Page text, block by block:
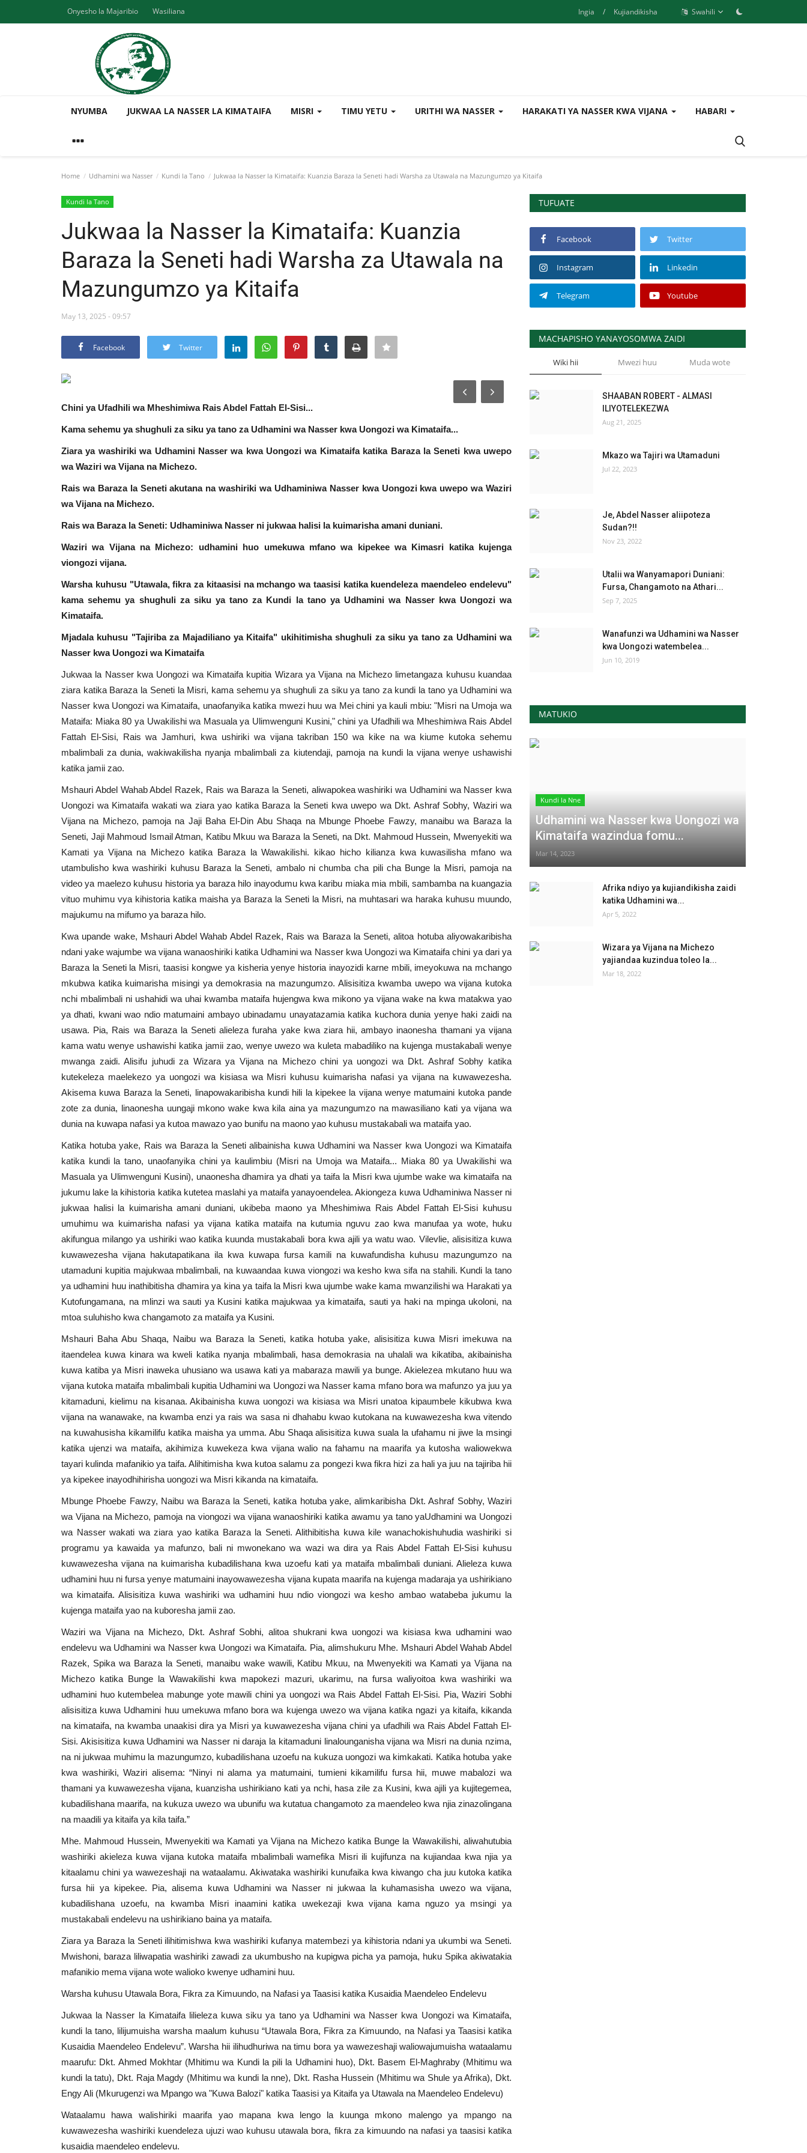
Onyesho la Majaribio Wasiliana Ingia / Kujiandikisha Swahili
NYUMBA JUKWAA LA NASSER LA KIMATAIFA MISRI TIMU YETU URITHI WA NASSER HARAKATI YA NASSER KWA VIJANA HABARI
Home Udhamini wa Nasser Kundi la Tano Jukwaa la Nasser la Kimataifa: Kuanzia Baraza la Seneti hadi Warsha za Utawala na Mazungumzo ya Kitaifa
Kundi la Tano
Jukwaa la Nasser la Kimataifa: Kuanzia
Baraza la Seneti hadi Warsha za Utawala na
Mazungumzo ya Kitaifa
May 13, 2025 - 09:57
Facebook Twitter
Chini ya Ufadhili wa Mheshimiwa Rais Abdel Fattah El-Sisi...
Kama sehemu ya shughuli za siku ya tano za Udhamini wa Nasser kwa Uongozi wa Kimataifa...
Ziara ya washiriki wa Udhamini Nasser wa kwa Uongozi wa Kimataifa katika Baraza la Seneti kwa uwepo
wa Waziri wa Vijana na Michezo.
Rais wa Baraza la Seneti akutana na washiriki wa Udhaminiwa Nasser kwa Uongozi kwa uwepo wa Waziri
wa Vijana na Michezo.
Rais wa Baraza la Seneti: Udhaminiwa Nasser ni jukwaa halisi la kuimarisha amani duniani.
Waziri wa Vijana na Michezo: udhamini huo umekuwa mfano wa kipekee wa Kimasri katika kujenga
viongozi vijana.
Warsha kuhusu "Utawala, fikra za kitaasisi na mchango wa taasisi katika kuendeleza maendeleo endelevu"
kama sehemu ya shughuli za siku ya tano za Kundi la tano ya Udhamini wa Nasser kwa Uongozi wa
Kimataifa.
Mjadala kuhusu "Tajiriba za Majadiliano ya Kitaifa" ukihitimisha shughuli za siku ya tano za Udhamini wa
Nasser kwa Uongozi wa Kimataifa
Jukwaa la Nasser kwa Uongozi wa Kimataifa kupitia Wizara ya Vijana na Michezo limetangaza kuhusu kuandaa
ziara katika Baraza la Seneti la Misri, kama sehemu ya shughuli za siku ya tano za kundi la tano ya Udhamini wa
Nasser kwa Uongozi wa Kimataifa, unaofanyika katika mwezi huu wa Mei chini ya kauli mbiu: "Misri na Umoja wa
Mataifa: Miaka 80 ya Uwakilishi wa Masuala ya Ulimwenguni Kusini," chini ya Ufadhili wa Mheshimiwa Rais Abdel
Fattah El-Sisi, Rais wa Jamhuri, kwa ushiriki wa vijana takriban 150 wa kike na wa kiume kutoka sehemu
mbalimbali za dunia, wakiwakilisha nyanja mbalimbali za kiutendaji, pamoja na kundi la vijana wenye ushawishi
katika jamii zao.
Mshauri Abdel Wahab Abdel Razek, Rais wa Baraza la Seneti, aliwapokea washiriki wa Udhamini wa Nasser kwa
Uongozi wa Kimataifa wakati wa ziara yao katika Baraza la Seneti kwa uwepo wa Dkt. Ashraf Sobhy, Waziri wa
Vijana na Michezo, pamoja na Jaji Baha El-Din Abu Shaqa na Mbunge Phoebe Fawzy, manaibu wa Baraza la
Seneti, Jaji Mahmoud Ismail Atman, Katibu Mkuu wa Baraza la Seneti, na Dkt. Mahmoud Hussein, Mwenyekiti wa
Kamati ya Vijana na Michezo katika Baraza la Wawakilishi. kikao hicho kilianza kwa kuwasilisha mfano wa
utambulisho kwa washiriki kuhusu Baraza la Seneti, ambalo ni chumba cha pili cha Bunge la Misri, pamoja na
video ya maelezo kuhusu historia ya baraza hilo inayodumu kwa karibu miaka mia mbili, sambamba na kuangazia
vituo muhimu vya kihistoria katika maisha ya Baraza la Seneti la Misri, na muhtasari wa haraka kuhusu muundo,
majukumu na mifumo ya baraza hilo.
Kwa upande wake, Mshauri Abdel Wahab Abdel Razek, Rais wa Baraza la Seneti, alitoa hotuba aliyowakaribisha
ndani yake wajumbe wa vijana wanaoshiriki katika Udhamini wa Nasser kwa Uongozi wa Kimataifa chini ya dari ya
Baraza la Seneti la Misri, taasisi kongwe ya kisheria yenye historia inayozidi karne mbili, imeyokuwa na mchango
mkubwa katika kuimarisha misingi ya demokrasia na mazungumzo. Alisisitiza kwamba uwepo wa vijana kutoka
nchi mbalimbali ni ushahidi wa uhai kwamba mataifa hujengwa kwa mikono ya vijana wake na kwa matakwa yao
ya dhati, kwani wao ndio matumaini ambayo ubinadamu unayatazamia katika kuchora dunia yenye haki zaidi na
usawa. Pia, Rais wa Baraza la Seneti alieleza furaha yake kwa ziara hii, ambayo inaonesha thamani ya vijana
kama watu wenye ushawishi katika jamii zao, wenye uwezo wa kuleta mabadiliko na kujenga mustakabali wenye
mwanga zaidi. Alisifu juhudi za Wizara ya Vijana na Michezo chini ya uongozi wa Dkt. Ashraf Sobhy katika
kutekeleza maelekezo ya uongozi wa kisiasa wa Misri kuhusu kuimarisha nafasi ya vijana na kuwawezesha.
Akisema kuwa Baraza la Seneti, linapowakaribisha kundi hili la kipekee la vijana wenye matumaini kutoka pande
zote za dunia, linaonesha uungaji mkono wake kwa kila aina ya mazungumzo na mawasiliano kati ya vijana wa
dunia na kuwapa nafasi ya kutoa mawazo yao bunifu na maono yao kuhusu mustakabali wa mataifa yao.
Katika hotuba yake, Rais wa Baraza la Seneti alibainisha kuwa Udhamini wa Nasser kwa Uongozi wa Kimataifa
katika kundi la tano, unaofanyika chini ya kaulimbiu (Misri na Umoja wa Mataifa... Miaka 80 ya Uwakilishi wa
Masuala ya Ulimwenguni Kusini), unaonesha dhamira ya dhati ya taifa la Misri kwa ujumbe wake wa kimataifa na
jukumu lake la kihistoria katika kutetea maslahi ya mataifa yanayoendelea. Akiongeza kuwa Udhaminiwa Nasser ni
jukwaa halisi la kuimarisha amani duniani, ukibeba maono ya Mheshimiwa Rais Abdel Fattah El-Sisi kuhusu
umuhimu wa kuimarisha nafasi ya vijana katika mataifa na kutumia nguvu zao kwa manufaa ya wote, huku
akifungua milango ya ushiriki wao katika kuunda mustakabali bora kwa ajili ya watu wao. Vilevlie, alisisitiza kuwa
kuwawezesha vijana hakutapatikana ila kwa kuwapa fursa kamili na kuwafundisha kuhusu mazungumzo na
utamaduni kupitia majukwaa mbalimbali, na kuwaandaa kuwa viongozi wa kesho kwa sifa na stahili. Kundi la tano
ya udhamini huu inathibitisha dhamira ya kina ya taifa la Misri kwa ujumbe wake kama mwanzilishi wa Harakati ya
Kutofungamana, na mlinzi wa sauti ya Kusini katika majukwaa ya kimataifa, sauti ya haki na mpinga ukoloni, na
mtoa suluhisho kwa changamoto za mataifa ya Kusini.
Mshauri Baha Abu Shaqa, Naibu wa Baraza la Seneti, katika hotuba yake, alisisitiza kuwa Misri imekuwa na
itaendelea kuwa kinara wa kweli katika nyanja mbalimbali, hasa demokrasia na uhalali wa kikatiba, akibainisha
kuwa katiba ya Misri inaweka uhusiano wa usawa kati ya mabaraza mawili ya bunge. Akielezea mkutano huu wa
vijana kutoka mataifa mbalimbali kupitia Udhamini wa Uongozi wa Nasser kama mfano bora wa mafunzo ya juu ya
kitamaduni, kielimu na kisanaa. Akibainisha kuwa uongozi wa kisiasa wa Misri unatoa kipaumbele kikubwa kwa
vijana na wanawake, na kwamba enzi ya rais wa sasa ni dhahabu kwao kutokana na kuwawezesha kwa vitendo
na kuwahusisha kikamilifu katika maisha ya umma. Abu Shaqa alisisitiza kuwa suala la ufahamu ni jiwe la msingi
katika ujenzi wa mataifa, akihimiza kuwekeza kwa vijana walio na fahamu na maarifa ya kutosha waliowekwa
tayari kulinda mafanikio ya taifa. Alihitimisha kwa kutoa salamu za pongezi kwa fikra hizi za hali ya juu na tajiriba hii
ya kipekee inayodhihirisha uongozi wa Misri kikanda na kimataifa.
Mbunge Phoebe Fawzy, Naibu wa Baraza la Seneti, katika hotuba yake, alimkaribisha Dkt. Ashraf Sobhy, Waziri
wa Vijana na Michezo, pamoja na viongozi wa vijana wanaoshiriki katika awamu ya tano yaUdhamini wa Uongozi
wa Nasser wakati wa ziara yao katika Baraza la Seneti. Alithibitisha kuwa kile wanachokishuhudia washiriki si
programu ya kawaida ya mafunzo, bali ni mwonekano wa wazi wa dira ya Rais Abdel Fattah El-Sisi kuhusu
kuwawezesha vijana na kuimarisha kubadilishana kwa uzoefu kati ya mataifa mbalimbali duniani. Alieleza kuwa
udhamini huu ni fursa yenye matumaini inayowawezesha vijana kupata maarifa na kujenga madaraja ya ushirikiano
wa kimataifa. Alisisitiza kuwa washiriki wa udhamini huu ndio viongozi wa kesho ambao watabeba jukumu la
kujenga mataifa yao na kuboresha jamii zao.
Waziri wa Vijana na Michezo, Dkt. Ashraf Sobhi, alitoa shukrani kwa uongozi wa kisiasa kwa udhamini wao
endelevu wa Udhamini wa Nasser kwa Uongozi wa Kimataifa. Pia, alimshukuru Mhe. Mshauri Abdel Wahab Abdel
Razek, Spika wa Baraza la Seneti, manaibu wake wawili, Katibu Mkuu, na Mwenyekiti wa Kamati ya Vijana na
Michezo katika Bunge la Wawakilishi kwa mapokezi mazuri, ukarimu, na fursa waliyoitoa kwa washiriki wa
udhamini huo kutembelea mabunge yote mawili chini ya uongozi wa Rais Abdel Fattah El-Sisi. Pia, Waziri Sobhi
alisisitiza kuwa Udhamini huu umekuwa mfano bora wa kujenga uwezo wa vijana katika ngazi ya kitaifa, kikanda
na kimataifa, na kwamba unaakisi dira ya Misri ya kuwawezesha vijana chini ya ufadhili wa Rais Abdel Fattah El-
Sisi. Akisisitiza kuwa Udhamini wa Nasser ni daraja la kitamaduni linalounganisha vijana wa Misri na dunia nzima,
na ni jukwaa muhimu la mazungumzo, kubadilishana uzoefu na kukuza uongozi wa kimkakati. Katika hotuba yake
kwa washiriki, Waziri alisema: “Ninyi ni alama ya matumaini, tumieni kikamilifu fursa hii, muwe mabalozi wa
thamani ya kuwawezesha vijana, kuanzisha ushirikiano kati ya nchi, hasa zile za Kusini, kwa ajili ya kujitegemea,
kubadilishana maarifa, na kukuza uwezo wa ubunifu wa kutatua changamoto za maendeleo kwa njia zinazolingana
na maadili ya kitaifa ya kila taifa.”
Mhe. Mahmoud Hussein, Mwenyekiti wa Kamati ya Vijana na Michezo katika Bunge la Wawakilishi, aliwahutubia
washiriki akieleza kuwa vijana kutoka mataifa mbalimbali wamefika Misri ili kujifunza na kujiandaa kwa njia ya
kitaalamu chini ya wawezeshaji na wataalamu. Akiwataka washiriki kunufaika kwa kiwango cha juu kutoka katika
fursa hii ya kipekee. Pia, alisema kuwa Udhamini wa Nasser ni jukwaa la kuhamasisha uwezo wa vijana,
kubadilishana uzoefu, na kwamba Misri inaamini katika uwekezaji kwa vijana kama nguzo ya msingi ya
mustakabali endelevu na ushirikiano baina ya mataifa.
Ziara ya Baraza la Seneti ilihitimishwa kwa washiriki kufanya matembezi ya kihistoria ndani ya ukumbi wa Seneti.
Mwishoni, baraza liliwapatia washiriki zawadi za ukumbusho na kupigwa picha ya pamoja, huku Spika akiwatakia
mafanikio mema vijana wote walioko kwenye udhamini huu.
Warsha kuhusu Utawala Bora, Fikra za Kimuundo, na Nafasi ya Taasisi katika Kusaidia Maendeleo Endelevu
Jukwaa la Nasser la Kimataifa lilieleza kuwa siku ya tano ya Udhamini wa Nasser kwa Uongozi wa Kimataifa,
kundi la tano, lilijumuisha warsha maalum kuhusu “Utawala Bora, Fikra za Kimuundo, na Nafasi ya Taasisi katika
Kusaidia Maendeleo Endelevu”. Warsha hii ilihudhuriwa na timu bora ya wawezeshaji waliowajumuisha wataalamu
maarufu: Dkt. Ahmed Mokhtar (Mhitimu wa Kundi la pili la Udhamini huo), Dkt. Basem El-Maghraby (Mhitimu wa
kundi la tatu), Dkt. Raja Magdy (Mhitimu wa kundi la nne), Dkt. Rasha Hussein (Mhitimu wa Shule ya Afrika), Dkt.
Engy Ali (Mkurugenzi wa Mpango wa "Kuwa Balozi" katika Taasisi ya Kitaifa ya Utawala na Maendeleo Endelevu)
Wataalamu hawa walishiriki maarifa yao mapana kwa lengo la kuunga mkono malengo ya mpango na
kuwawezesha washiriki kuendeleza ujuzi wao kuhusu utawala bora, fikra za kimuundo na nafasi ya taasisi katika
kusaidia maendeleo endelevu.
TUFUATE
Facebook Twitter
Instagram Linkedin
Telegram Youtube
MACHAPISHO YANAYOSOMWA ZAIDI
Wiki hii Mwezi huu Muda wote
SHAABAN ROBERT - ALMASI
ILIYOTELEKEZWA
Aug 21, 2025
Mkazo wa Tajiri wa Utamaduni
Jul 22, 2023
Je, Abdel Nasser aliipoteza
Sudan?!!
Nov 23, 2022
Utalii wa Wanyamapori Duniani:
Fursa, Changamoto na Athari...
Sep 7, 2025
Wanafunzi wa Udhamini wa Nasser
kwa Uongozi watembelea...
Jun 10, 2019
MATUKIO
Kundi la Nne
Udhamini wa Nasser kwa Uongozi wa
Kimataifa wazindua fomu...
Mar 14, 2023
Afrika ndiyo ya kujiandikisha zaidi
katika Udhamini wa...
Apr 5, 2022
Wizara ya Vijana na Michezo
yajiandaa kuzindua toleo la...
Mar 18, 2022